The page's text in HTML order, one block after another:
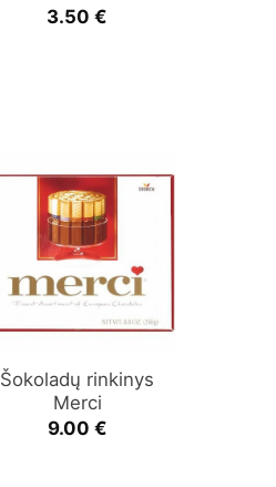
3.50€
Šokoladų rinkinys
Merci
9.00 €